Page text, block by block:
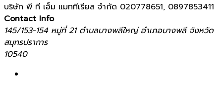
บริษัท พี ที เอ็ม แมททีเรียล จำกัด 020778651, 0897853411
Contact Info
145/153-154 หมู่ที่ 21 ตำบลบางพลีใหญ่ อำเภอบางพลี จังหวัด
สมุทรปราการ
10540